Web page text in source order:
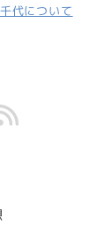
代について